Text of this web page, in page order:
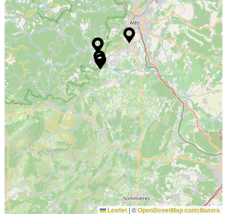
Leaflet | ©OpenStreetMap contributors